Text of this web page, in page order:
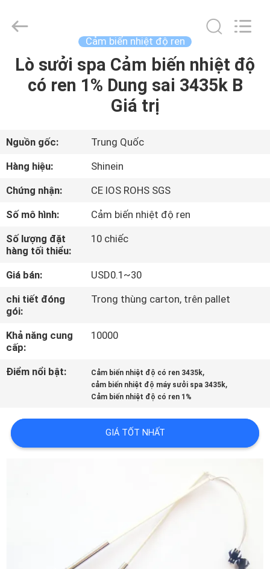
TRANG
CHỦ
SẢN
PHẨM
CHÚNG
TÔI
THAM
QUAN
MÁY
CHẤT
LƯỢNG
Shinein
Electornics
Reserved.
Cảm biến nhiệt độ ren
Lò sưởi spa Cảm biến nhiệt độ
có ren 1% Dung sai 3435k B
Giá trị
Nguồn gốc:
Trung Quốc
Hàng hiệu:
Shinein
Chứng nhận:
CE IOS ROHS SGS
Số mô hình:
Cảm biến nhiệt độ ren
Số lượng đặt
hàng tối thiểu:
10 chiếc
Giá bán:
USD0.1~30
chi tiết đóng
gói:
Trong thùng carton, trên pallet
Khả năng cung
cấp:
10000
Điểm nổi bật: Cảm biến nhiệt độ có ren 3435k,
cảm biến nhiệt độ máy sưởi spa 3435k,
Cảm biến nhiệt độ có ren 1%
GIÁ TỐT NHẤT